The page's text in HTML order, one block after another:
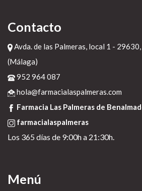
Contacto
Avda. de las Palmeras, local 1 -
(Málaga)
952 964 087
hola@farmacialaspalmeras.com
Farmacia Las Palmeras de
farmacialaspalmeras
Los 365 días de 9:00h a 21:30h.
Menú